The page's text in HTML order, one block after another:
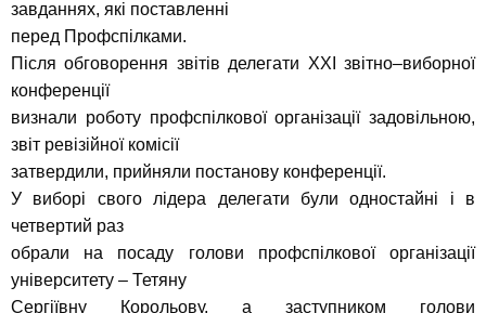
завданнях, які поставленні
перед Профспілками.
Після обговорення звітів делегати ХХІ звітно–виборної
конференції
визнали роботу профспілкової організації задовільною,
звіт ревізійної комісії
затвердили, прийняли постанову конференції.
У виборі свого лідера делегати були одностайні і в
четвертий раз
обрали на посаду голови профспілкової організації
університету – Тетяну
Сергіївну Корольову, а заступником голови